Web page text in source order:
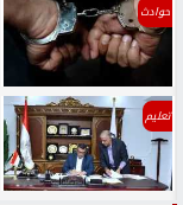
حوادث
تعليم